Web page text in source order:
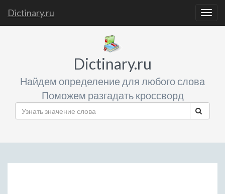
Dictinary.ru
Dictinary.ru
Найдем определение для любого слова
Поможем разгадать кроссворд